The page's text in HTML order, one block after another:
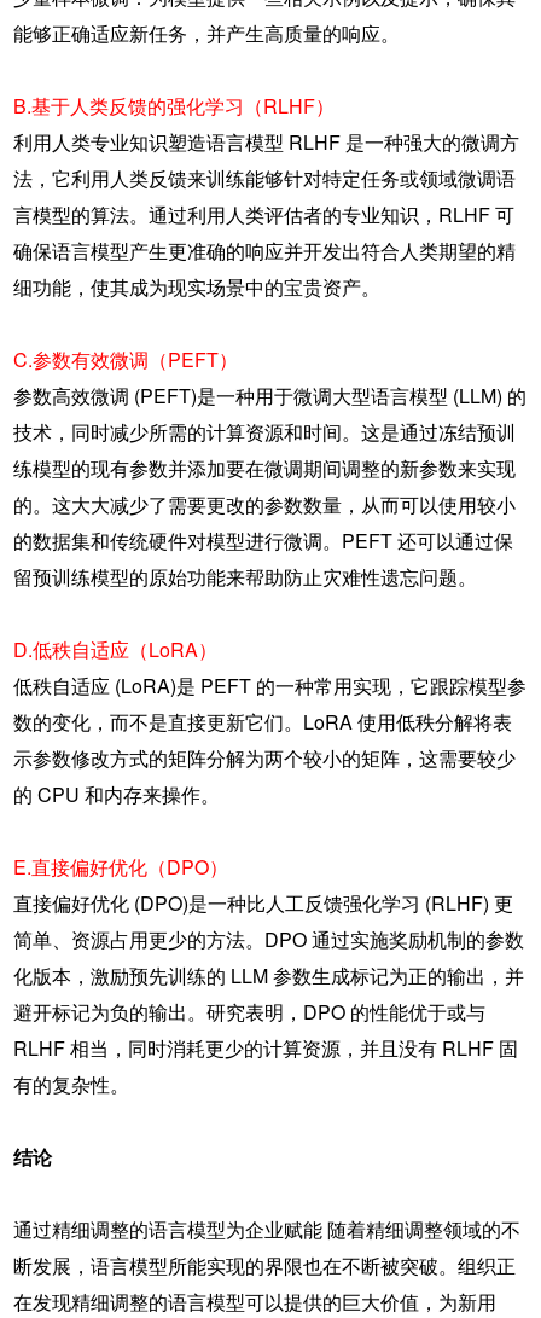
能够正确适应新任务，并产生高质量的响应。
B.基于人类反馈的强化学习（RLHF）
利用人类专业知识塑造语言模型 RLHF 是一种强大的微调方
法，它利用人类反馈来训练能够针对特定任务或领域微调语
言模型的算法。通过利用人类评估者的专业知识，RLHF 可
确保语言模型产生更准确的响应并开发出符合人类期望的精
细功能，使其成为现实场景中的宝贵资产。
C.参数有效微调（PEFT）
参数高效微调 (PEFT)是一种用于微调大型语言模型 (LLM) 的
技术，同时减少所需的计算资源和时间。这是通过冻结预训
练模型的现有参数并添加要在微调期间调整的新参数来实现
的。这大大减少了需要更改的参数数量，从而可以使用较小
的数据集和传统硬件对模型进行微调。PEFT 还可以通过保
留预训练模型的原始功能来帮助防止灾难性遗忘问题。
D.低秩自适应（LoRA）
低秩自适应 (LoRA)是 PEFT 的一种常用实现，它跟踪模型参
数的变化，而不是直接更新它们。LoRA 使用低秩分解将表
示参数修改方式的矩阵分解为两个较小的矩阵，这需要较少
的 CPU 和内存来操作。
E.直接偏好优化（DPO）
直接偏好优化 (DPO)是一种比人工反馈强化学习 (RLHF) 更
简单、资源占用更少的方法。DPO 通过实施奖励机制的参数
化版本，激励预先训练的 LLM 参数生成标记为正的输出，并
避开标记为负的输出。研究表明，DPO 的性能优于或与
RLHF 相当，同时消耗更少的计算资源，并且没有 RLHF 固
有的复杂性。
结论
通过精细调整的语言模型为企业赋能 随着精细调整领域的不
断发展，语言模型所能实现的界限也在不断被突破。组织正
在发现精细调整的语言模型可以提供的巨大价值，为新用